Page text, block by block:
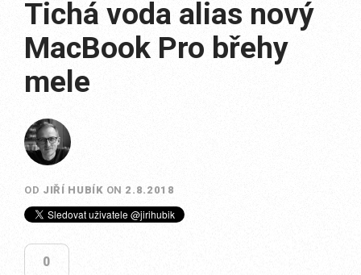
Tichá voda alias nový
MacBook Pro břehy
mele
OD JIŘÍ HUBÍK ON 2.8.2018
0